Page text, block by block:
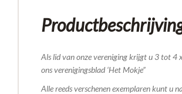
Als lid van onze vereniging krijgt u 3 tot 4
ons verenigingsblad ‘Het Mokje”
Alle reeds verschenen exemplaren kunt u